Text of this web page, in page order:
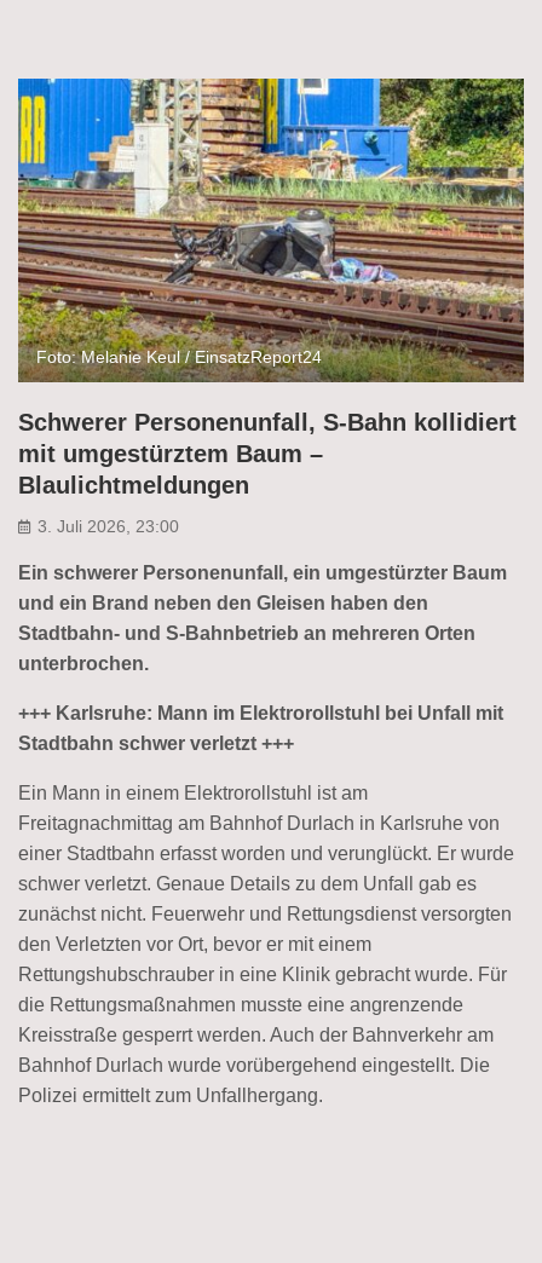
Foto: Melanie Keul / EinsatzReport24
Schwerer Personenunfall, S-Bahn kollidiert
mit umgestürztem Baum –
Blaulichtmeldungen
3. Juli 2026, 23:00
Ein schwerer Personenunfall, ein umgestürzter Baum
und ein Brand neben den Gleisen haben den
Stadtbahn- und S-Bahnbetrieb an mehreren Orten
unterbrochen.
+++ Karlsruhe: Mann im Elektrorollstuhl bei Unfall mit
Stadtbahn schwer verletzt +++
Ein Mann in einem Elektrorollstuhl ist am
Freitagnachmittag am Bahnhof Durlach in Karlsruhe von
einer Stadtbahn erfasst worden und verunglückt. Er wurde
schwer verletzt. Genaue Details zu dem Unfall gab es
zunächst nicht. Feuerwehr und Rettungsdienst versorgten
den Verletzten vor Ort, bevor er mit einem
Rettungshubschrauber in eine Klinik gebracht wurde. Für
die Rettungsmaßnahmen musste eine angrenzende
Kreisstraße gesperrt werden. Auch der Bahnverkehr am
Bahnhof Durlach wurde vorübergehend eingestellt. Die
Polizei ermittelt zum Unfallhergang.